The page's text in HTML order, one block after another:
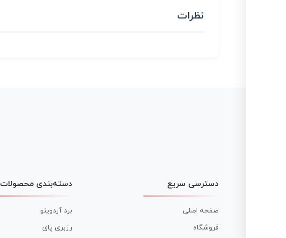
نظرات
دسترسی سریع
صفحه اصلی
فروشگاه
دسته‌بندی محصولات
برد آردوینو
رزبری پای